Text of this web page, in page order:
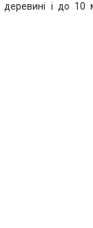
і до 10